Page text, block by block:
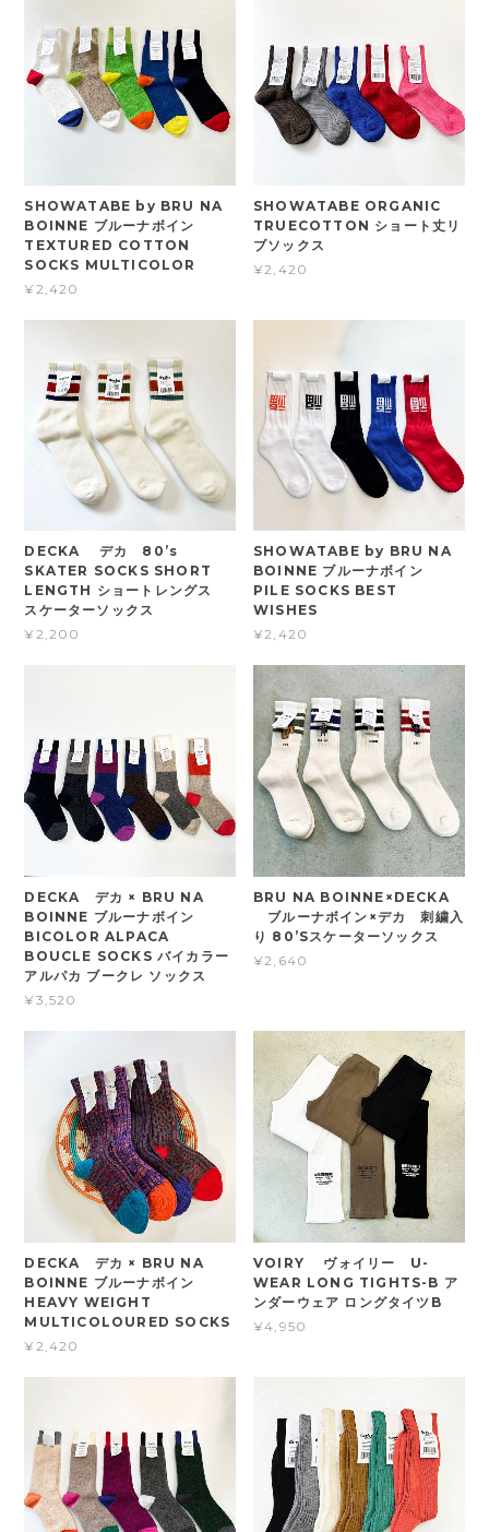
SHOWATABE by BRU NA
BOINNE ブルーナボイン
TEXTURED COTTON
SOCKS MULTICOLOR
¥2,420
SHOWATABE ORGANIC
TRUECOTTON ショート丈リ
ブソックス
¥2,420
DECKA デカ 80’s
SKATER SOCKS SHORT
LENGTH ショートレングス
スケーターソックス
¥2,200
SHOWATABE by BRU NA
BOINNE ブルーナボイン
PILE SOCKS BEST
WISHES
¥2,420
DECKA デカ × BRU NA
BOINNE ブルーナボイン
BICOLOR ALPACA
BOUCLE SOCKS バイカラー
アルパカ ブークレ ソックス
¥3,520
BRU NA BOINNE×DECKA
ブルーナボイン×デカ 刺繍入
り 80’Sスケーターソックス
¥2,640
DECKA デカ × BRU NA
BOINNE ブルーナボイン
HEAVY WEIGHT
MULTICOLOURED SOCKS
¥2,420
VOIRY ヴォイリー U-
WEAR LONG TIGHTS-B ア
ンダーウェア ロングタイツB
¥4,950